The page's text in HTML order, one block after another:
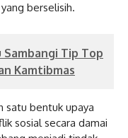
berselisih.
Tip Top
Kamtibmas
satu bentuk upaya
sosial secara damai